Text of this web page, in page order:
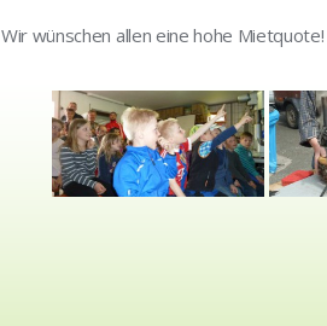
Wir wünschen allen eine hohe Mietquote!